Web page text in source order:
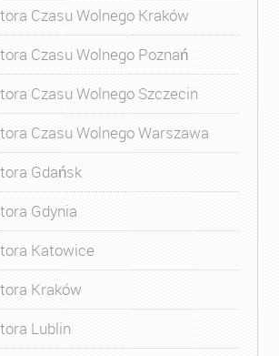
Czasu Wolnego Kraków
Czasu Wolnego Poznań
Czasu Wolnego Szczecin
Czasu Wolnego Warszawa
Gdańsk
Gdynia
Katowice
Kraków
Lublin